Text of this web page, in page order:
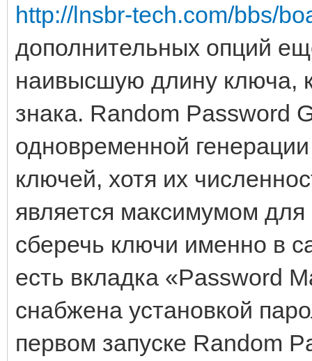
http://lnsbr-tech.com/bbs/
дополнительных опций
наивысшую длину ключа,
знака. Random Password
одновременной
ключей, хотя их
является максимумом
сберечь ключи именно в
есть вкладка «Password
снабжена установкой
первом запуске Random